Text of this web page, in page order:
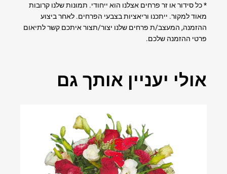
* כל סידור או זר פרחים אצלנו הוא ייחודי. תמונות שלנו קרובות
מאוד למקור. ייתכנו וריאציות בצבעי הפרחים. לאחר ביצוע
ההזמנה, המעצב/ת פרחים שלנו יצור/תצור איתכם קשר לתיאום
פרטי ההזמנה שלכם.
אולי יעניין אותך גם